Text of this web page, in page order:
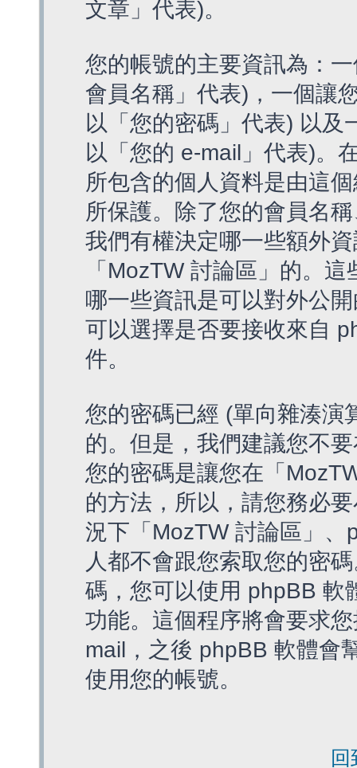
文章」代表)。
您的帳號的主要資訊為：
會員名稱」代表)，一個讓
以「您的密碼」代表) 以及
以「您的 e-mail」代表)。
所包含的個人資料是由這
所保護。除了您的會員名
我們有權決定哪一些額外
「MozTW 討論區」的。
哪一些資訊是可以對外公
可以選擇是否要接收來自
件。
您的密碼已經 (單向雜湊演
的。但是，我們建議您不
您的密碼是讓您在「
的方法，所以，請您務必
況下「MozTW 討論區」
人都不會跟您索取您的密
碼，您可以使用 phpBB 軟
功能。這個程序將會要求
mail，之後 phpBB 軟體會
使用您的帳號。